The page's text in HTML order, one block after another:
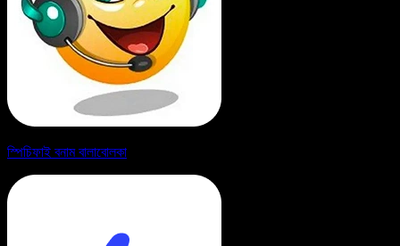
স্পিচিফাই বনাম বালাবোলকা